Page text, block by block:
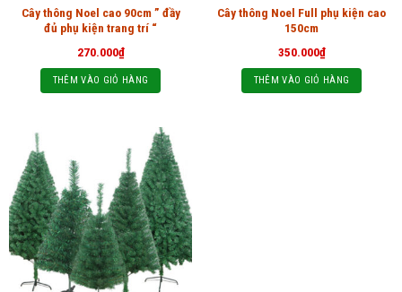
Cây thông Noel cao 90cm ” đầy
đủ phụ kiện trang trí “
270.000₫
THÊM VÀO GIỎ HÀNG
Cây thông Noel Full phụ kiện cao
150cm
350.000₫
THÊM VÀO GIỎ HÀNG